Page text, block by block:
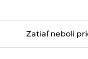
Zatiaľ neboli